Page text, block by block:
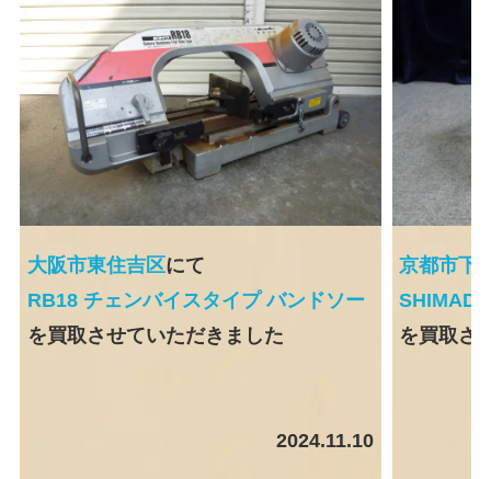
大阪市東住吉区にて
RB18 チェンバイスタイプ バンドソー
を買取させていただきました
2024.11.10
京都市下
を買取さ